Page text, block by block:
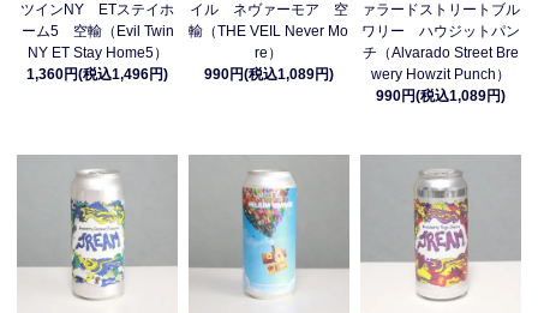
ツインNY ETステイホ
ーム5 空輸（Evil Twin
NY ET Stay Home5）
1,360円(税込1,496円)
イル ネヴァーモア 空
輸（THE VEIL Never Mo
re）
990円(税込1,089円)
ァラードストリートブル
ワリー ハウジットパン
チ（Alvarado Street Bre
wery Howzit Punch）
990円(税込1,089円)